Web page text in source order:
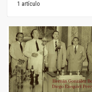
1 artículo